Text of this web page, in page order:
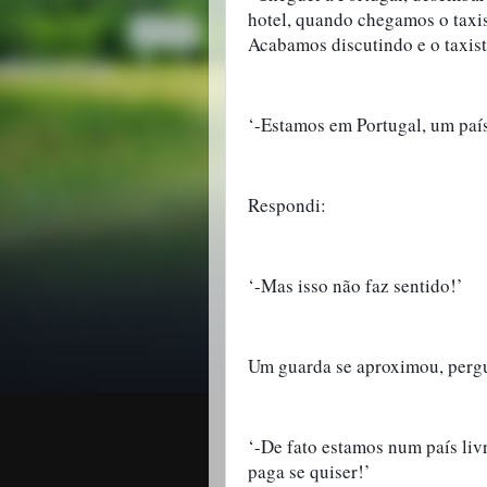
hotel, quando chegamos o
Acabamos discutindo e o
‘-Estamos em Portugal, um
Respondi:
‘-Mas isso não faz sentido!’
Um guarda se aproximou,
‘-De fato estamos num país
paga se quiser!’